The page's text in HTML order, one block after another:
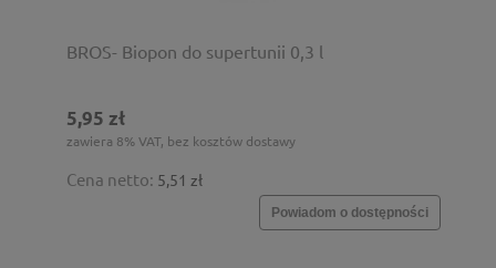
BROS- Biopon do supertunii 0,3 l
5,95 zł
zawiera 8% VAT, bez kosztów dostawy
Cena netto: 5,51 zł
Powiadom o dostępności